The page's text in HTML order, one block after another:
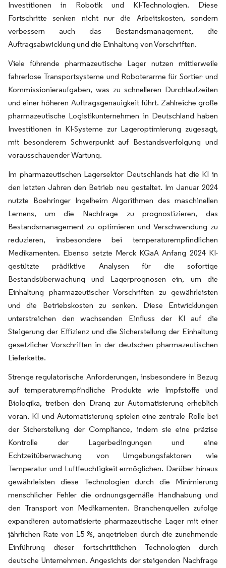
Investitionen in Robotik und KI-Technologien. Diese
Fortschritte senken nicht nur die Arbeitskosten, sondern
verbessern auch das Bestandsmanagement, die
Auftragsabwicklung und die Einhaltung von Vorschriften.
Viele führende pharmazeutische Lager nutzen mittlerweile
fahrerlose Transportsysteme und Roboterarme für Sortier- und
Kommissionieraufgaben, was zu schnelleren Durchlaufzeiten
und einer höheren Auftragsgenauigkeit führt. Zahlreiche große
pharmazeutische Logistikunternehmen in Deutschland haben
Investitionen in KI-Systeme zur Lageroptimierung zugesagt,
mit besonderem Schwerpunkt auf Bestandsverfolgung und
vorausschauender Wartung.
Im pharmazeutischen Lagersektor Deutschlands hat die KI in
den letzten Jahren den Betrieb neu gestaltet. Im Januar 2024
nutzte Boehringer Ingelheim Algorithmen des maschinellen
Lernens, um die Nachfrage zu prognostizieren, das
Bestandsmanagement zu optimieren und Verschwendung zu
reduzieren, insbesondere bei temperaturempfindlichen
Medikamenten. Ebenso setzte Merck KGaA Anfang 2024 KI-
gestützte prädiktive Analysen für die sofortige
Bestandsüberwachung und Lagerprognosen ein, um die
Einhaltung pharmazeutischer Vorschriften zu gewährleisten
und die Betriebskosten zu senken. Diese Entwicklungen
unterstreichen den wachsenden Einfluss der KI auf die
Steigerung der Effizienz und die Sicherstellung der Einhaltung
gesetzlicher Vorschriften in der deutschen pharmazeutischen
Lieferkette.
Strenge regulatorische Anforderungen, insbesondere in Bezug
auf temperaturempfindliche Produkte wie Impfstoffe und
Biologika, treiben den Drang zur Automatisierung erheblich
voran. KI und Automatisierung spielen eine zentrale Rolle bei
der Sicherstellung der Compliance, indem sie eine präzise
Kontrolle der Lagerbedingungen und eine
Echtzeitüberwachung von Umgebungsfaktoren wie
Temperatur und Luftfeuchtigkeit ermöglichen. Darüber hinaus
gewährleisten diese Technologien durch die Minimierung
menschlicher Fehler die ordnungsgemäße Handhabung und
den Transport von Medikamenten. Branchenquellen zufolge
expandieren automatisierte pharmazeutische Lager mit einer
jährlichen Rate von 15 %, angetrieben durch die zunehmende
Einführung dieser fortschrittlichen Technologien durch
deutsche Unternehmen. Angesichts der steigenden Nachfrage